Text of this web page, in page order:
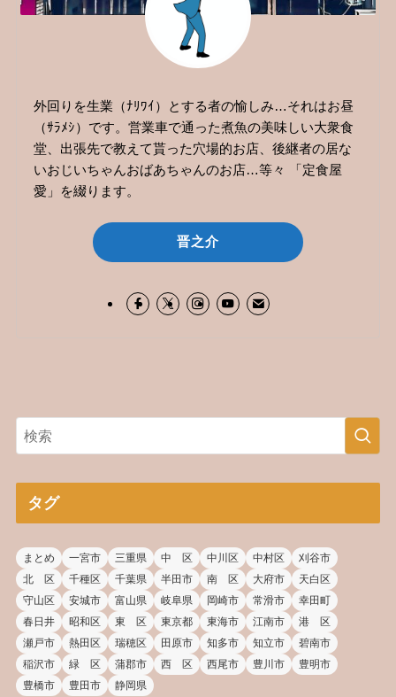
外回りを生業（ﾅﾘﾜｲ）とする者の愉しみ…それはお昼
（ｻﾗﾒｼ）です。営業車で通った煮魚の美味しい大衆食
堂、出張先で教えて貰った穴場的お店、後継者の居な
いおじいちゃんおばあちゃんのお店…等々 「定食屋
愛」を綴ります。
晋之介
タグ
まとめ 一宮市 三重県 中 区 中川区 中村区
刈谷市
北 区
千種区 千葉県 半田市 南 区 大府市
天白区
守山区
安城市 富山県 岐阜県 岡崎市 常滑市
幸田町
春日井
昭和区 東 区 東京都 東海市 江南市
港 区
瀬戸市
熱田区 瑞穂区 田原市 知多市 知立市
碧南市
稲沢市
緑 区 蒲郡市 西 区 西尾市 豊川市
豊明市
豊橋市
豊田市 静岡県